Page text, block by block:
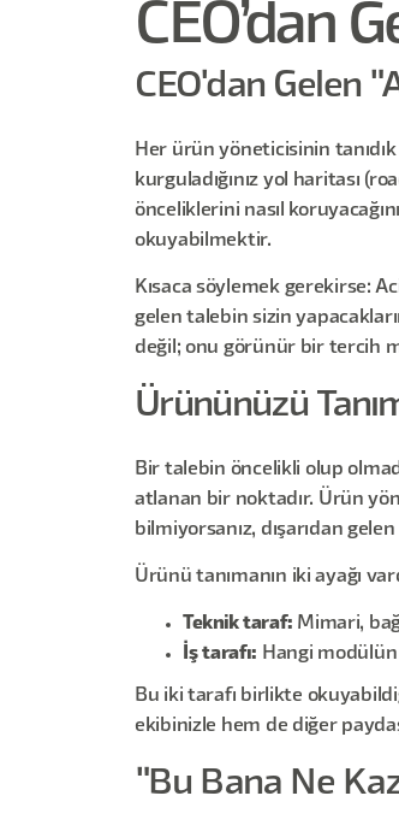
CEO’dan
CEO'dan Gelen
Her ürün yöneticisinin
kurguladığınız yol haritası
önceliklerini nasıl
okuyabilmektir.
Kısaca söylemek gerekirse:
gelen talebin sizin
değil; onu görünür bir tercih
Ürününüzü
Bir talebin öncelikli olup
atlanan bir noktadır. Ürün
bilmiyorsanız, dışarıdan
Ürünü tanımanın iki ayağı
Teknik taraf: Mimari,
İş tarafı: Hangi
Bu iki tarafı birlikte
ekibinizle hem de diğer
"Bu Bana Ne